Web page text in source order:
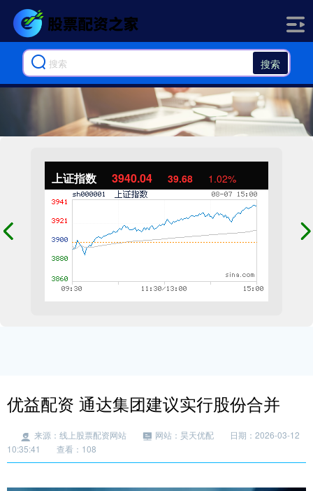
搜索
上证指数 3940.04 39.68 1.02%
优益配资 通达集团建议实行股份合并
来源：线上股票配资网站 网站：昊天优配
日期：2026-03-12
10:35:41
查看：108